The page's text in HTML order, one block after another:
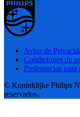
Aviso de
Condiciones de
Preferencias para
© Koninklijke Philips
reservados.